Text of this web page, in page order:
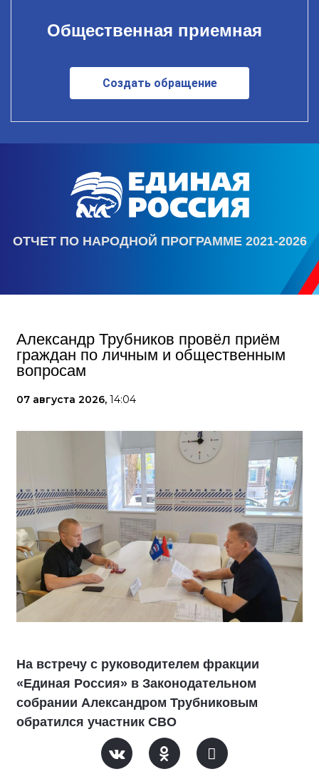
Общественная приемная
Создать обращение
ОТЧЕТ ПО НАРОДНОЙ ПРОГРАММЕ 2021-2026
Александр Трубников провёл приём
граждан по личным и общественным
вопросам
07 августа 2026, 14:04
На встречу с руководителем фракции
«Единая Россия» в Законодательном
собрании Александром Трубниковым
обратился участник СВО